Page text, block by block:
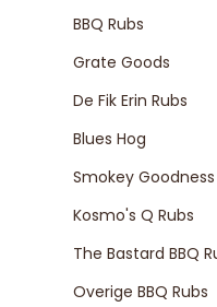
BBQ Rubs
Grate Goods
De Fik Erin Rubs
Blues Hog
Smokey
Kosmo's Q Rubs
The Bastard BBQ
Overige BBQ Rubs